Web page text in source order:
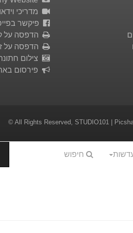
מדריכי וידאו
פיקשר
הדפסה על
הדפסה על
צילום
פירסום
© All Rights Reserved, STUDIO101 |
חיפוש